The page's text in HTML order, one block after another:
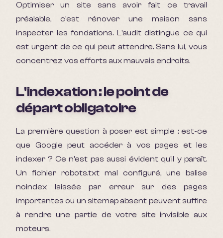
Optimiser un site sans avoir fait ce travail
préalable, c'est rénover une maison sans
inspecter les fondations. L'audit distingue ce qui
est urgent de ce qui peut attendre. Sans lui, vous
concentrez vos efforts aux mauvais endroits.
L'indexation : le point de
départ obligatoire
La première question à poser est simple : est-ce
que Google peut accéder à vos pages et les
indexer ? Ce n'est pas aussi évident qu'il y paraît.
Un fichier robots.txt mal configuré, une balise
noindex laissée par erreur sur des pages
importantes ou un sitemap absent peuvent suffire
à rendre une partie de votre site invisible aux
moteurs.